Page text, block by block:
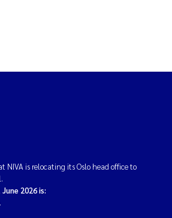
NIVA is relocating its Oslo head office to
2026 is: